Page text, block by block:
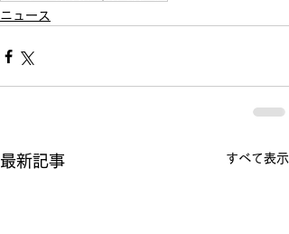
ニュース
最新記事 すべて表示